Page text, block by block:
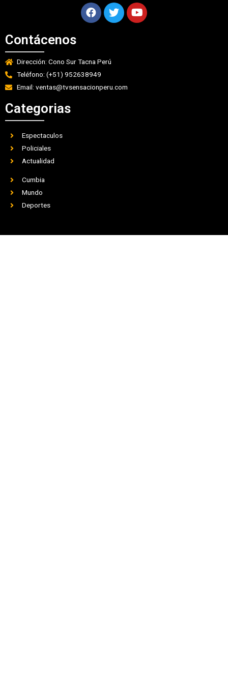
Contácenos
Dirección: Cono Sur Tacna Perú
Teléfono: (+51) 952638949
Email: ventas@tvsensacionperu.com
Categorias
Espectaculos
Policiales
Actualidad
Cumbia
Mundo
Deportes